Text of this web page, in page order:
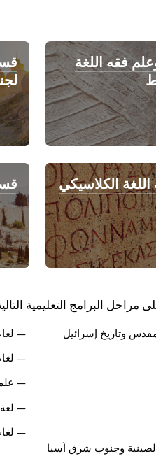
فقه اللغة
الكلاسيكي
مراحل البرامج التعليمية
وتاريخ إسرائيل
وجنوب شرق آسيا
—
—
— علم
—
—